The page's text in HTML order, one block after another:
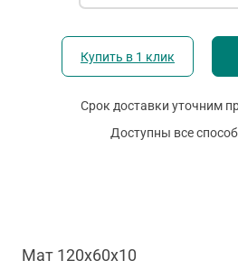
Купить в 1 клик
Срок доставки уточним
Доступны все
Мат 120х60х10